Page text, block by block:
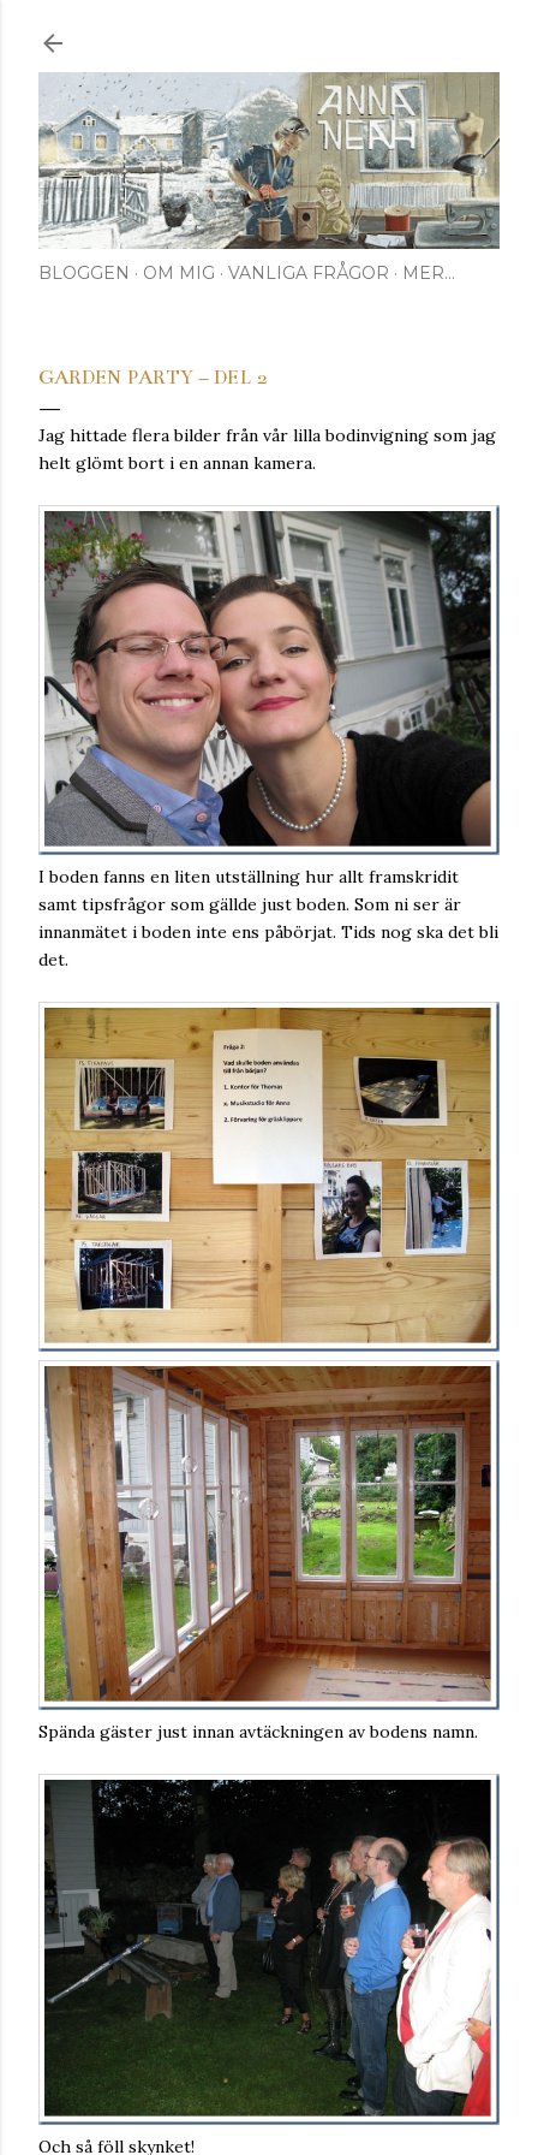
BLOGGEN OM MIG VANLIGA FRÅGOR MER…
GARDEN PARTY – DEL 2
Jag hittade flera bilder från vår lilla bodinvigning som jag
helt glömt bort i en annan kamera.
I boden fanns en liten utställning hur allt framskridit
samt tipsfrågor som gällde just boden. Som ni ser är
innanmätet i boden inte ens påbörjat. Tids nog ska det bli
det.
Spända gäster just innan avtäckningen av bodens namn.
Och så föll skynket!